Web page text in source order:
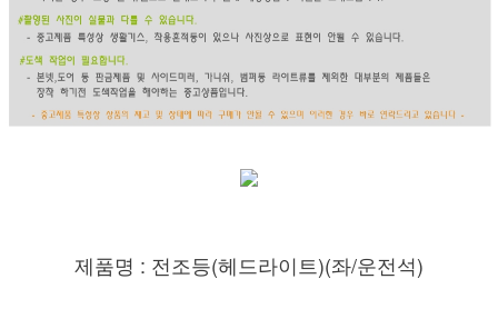
제품명 : 전조등(헤드라이트)(좌/운전석)